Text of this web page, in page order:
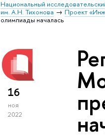
Национальный
им. А.Н. Тихонова
Проект
олимпиады началась
16
ноя
2022